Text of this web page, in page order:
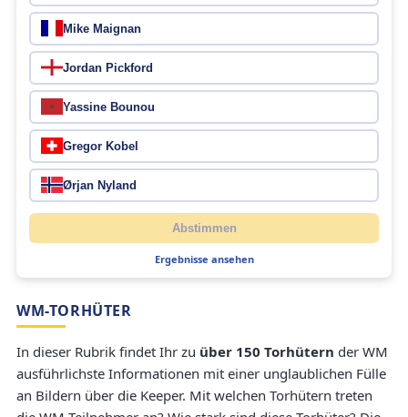
Mike Maignan
Jordan Pickford
Yassine Bounou
Gregor Kobel
Ørjan Nyland
Abstimmen
Ergebnisse ansehen
WM-TORHÜTER
In dieser Rubrik findet Ihr zu über 150 Torhütern der WM
ausführlichste Informationen mit einer unglaublichen Fülle
an Bildern über die Keeper. Mit welchen Torhütern treten